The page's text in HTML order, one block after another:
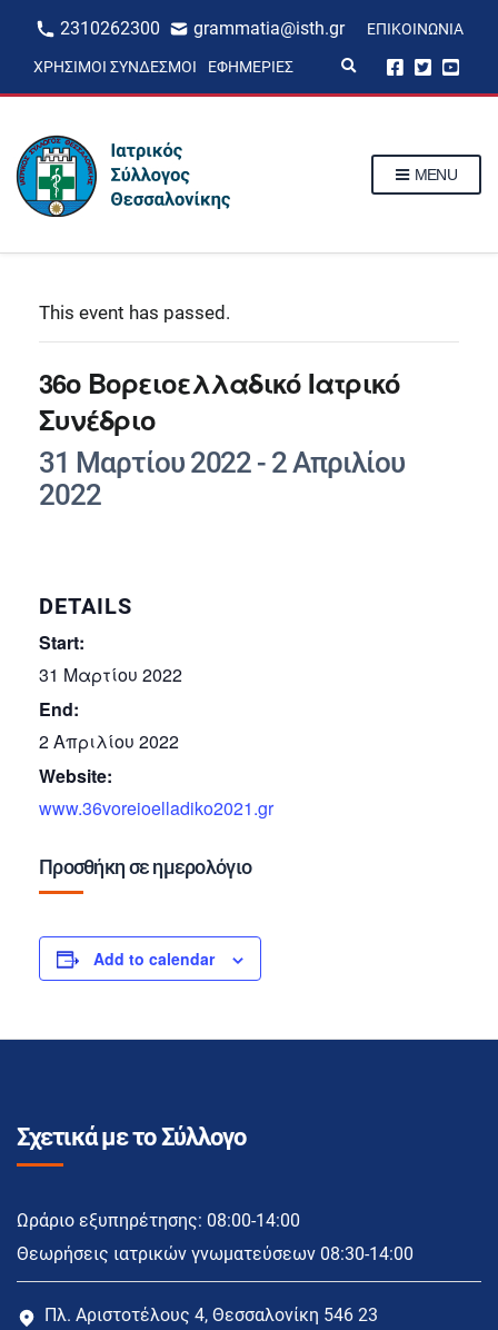
2310262300 grammatia@isth.gr ΕΠΙΚΟΙΝΩΝΊΑ
ΧΡΉΣΙΜΟΙ ΣΎΝΔΕΣΜΟΙ ΕΦΗΜΕΡΊΕΣ
p
MENU
This event has passed.
36ο Βορειοελλαδικό Ιατρικό
Συνέδριο
31 Μαρτίου 2022 - 2 Απριλίου
2022
DETAILS
Start:
31 Μαρτίου 2022
End:
2 Απριλίου 2022
Website:
www.36voreioelladiko2021.gr
Προσθήκη σε ημερολόγιο
Add to calendar
Σχετικά με το Σύλλογο
Ωράριο εξυπηρέτησης: 08:00-14:00
Θεωρήσεις ιατρικών γνωματεύσεων 08:30-14:00
Πλ. Αριστοτέλους 4, Θεσσαλονίκη 546 23